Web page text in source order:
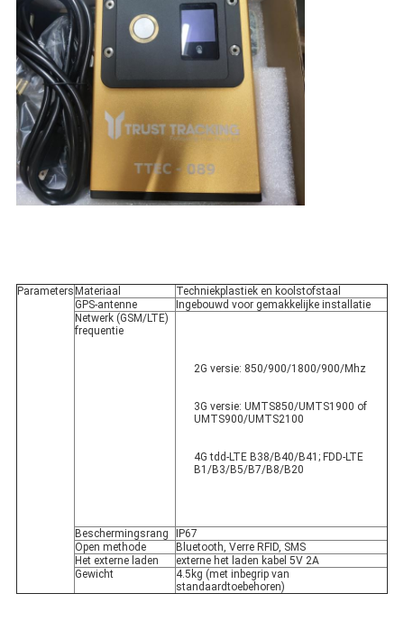
ParametersMateriaal
Techniekplastiek en koolstofstaal
GPS-antenne
Ingebouwd voor gemakkelijke installatie
Netwerk (GSM/LTE)
frequentie
2G versie: 850/900/1800/900/Mhz
3G versie: UMTS850/UMTS1900 of
UMTS900/UMTS2100
4G tdd-LTE B38/B40/B41; FDD-LTE
B1/B3/B5/B7/B8/B20
Beschermingsrang
IP67
Open methode
Bluetooth, Verre RFID, SMS
Het externe laden
externe het laden kabel 5V 2A
Gewicht
4.5kg (met inbegrip van
standaardtoebehoren)